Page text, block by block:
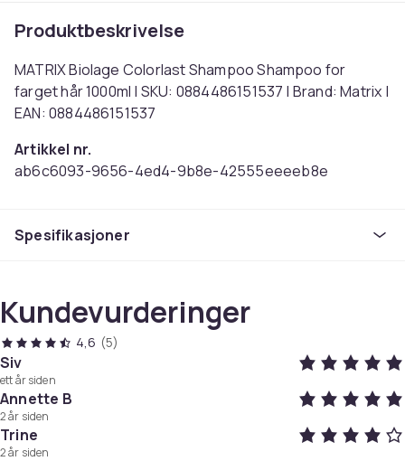
Produktbeskrivelse
MATRIX Biolage Colorlast Shampoo Shampoo for
farget hår 1000ml | SKU: 0884486151537 | Brand: Matrix |
EAN: 0884486151537
Artikkel nr.
ab6c6093-9656-4ed4-9b8e-42555eeeeb8e
Spesifikasjoner
Kundevurderinger
4,6 (5)
Siv
ett år siden
Annette B
2 år siden
Trine
2 år siden